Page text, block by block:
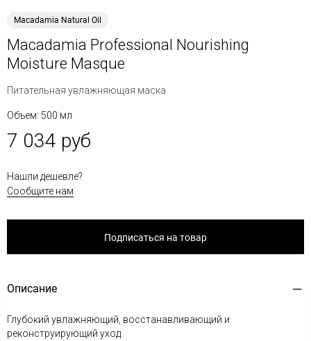
Macadamia Natural Oil
Macadamia Professional Nourishing
Moisture Masque
Питательная увлажняющая маска
Объем: 500 мл
7 034 руб
Нашли дешевле?
Сообщите нам
Подписаться на товар
Описание
Глубокий увлажняющий, восстанавливающий и
реконструирующий уход